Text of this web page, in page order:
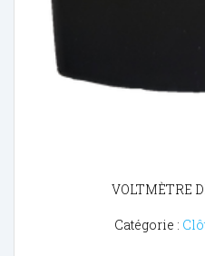
VOLTMÈTRE
Catégorie :